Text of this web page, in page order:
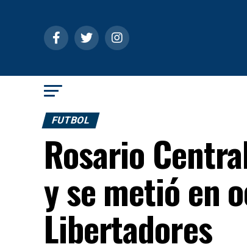
FUTBOL
Rosario
y se metió en
Libertadores